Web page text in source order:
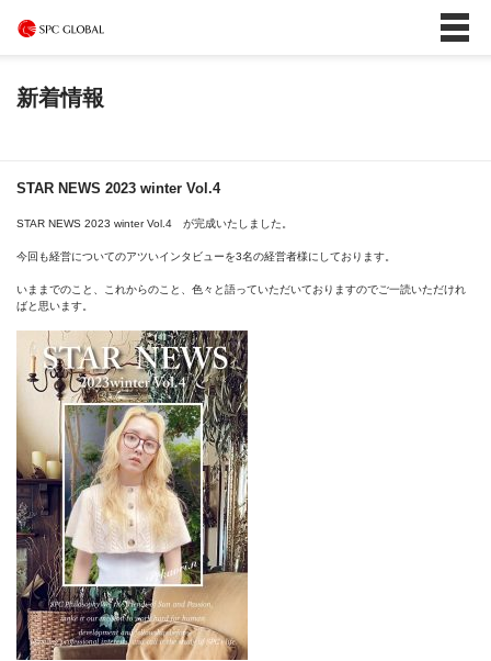
新着情報
STAR NEWS 2023 winter Vol.4
STAR NEWS 2023 winter Vol.4 が完成いたしました。
今回も経営についてのアツいインタビューを3名の経営者様にしております。
いままでのこと、これからのこと、色々と語っていただいておりますのでご一読いただけれ
ばと思います。